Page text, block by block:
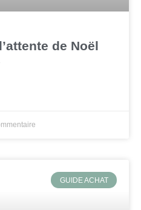
de Noël
GUIDE ACHAT